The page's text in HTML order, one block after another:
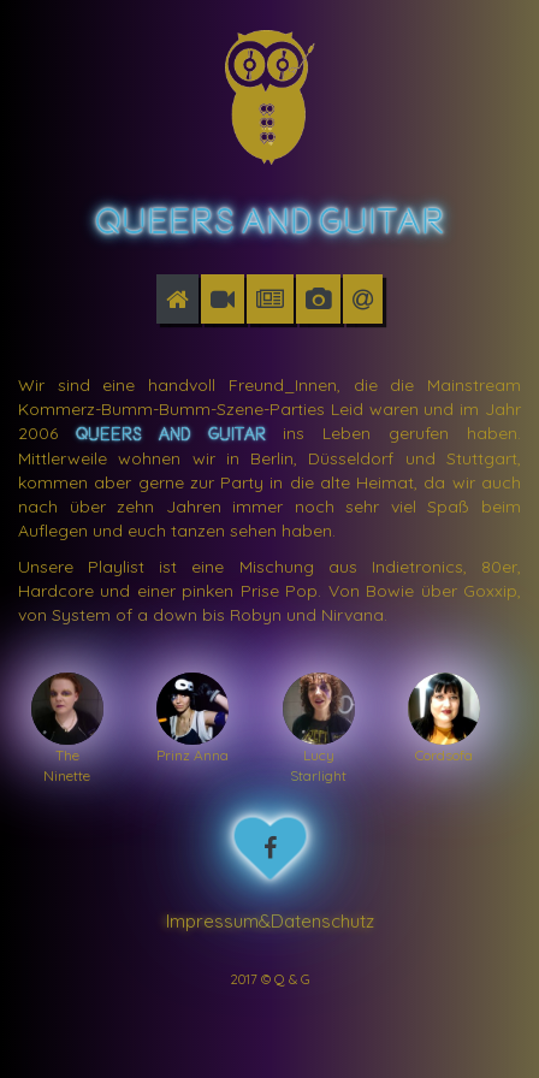
QueersandGuitar
Wir sind eine handvoll Freund_Innen, die die Mainstream
Kommerz-Bumm-Bumm-Szene-Parties Leid waren und im Jahr
2006Queers and Guitarins Leben gerufen haben.
Mittlerweile wohnen wir in Berlin, Düsseldorf und Stuttgart,
kommen aber gerne zur Party in die alte Heimat, da wir auch
nach über zehn Jahren immer noch sehr viel Spaß beim
Auflegen und euch tanzen sehen haben.
Unsere Playlist ist eine Mischung aus Indietronics, 80er,
Hardcore und einer pinken Prise Pop. Von Bowie über Goxxip,
von System of a down bis Robyn und Nirvana.
The
Ninette
Prinz Anna
Lucy
Starlight
Cordsofa
Impressum&Datenschutz
2017 © Q & G